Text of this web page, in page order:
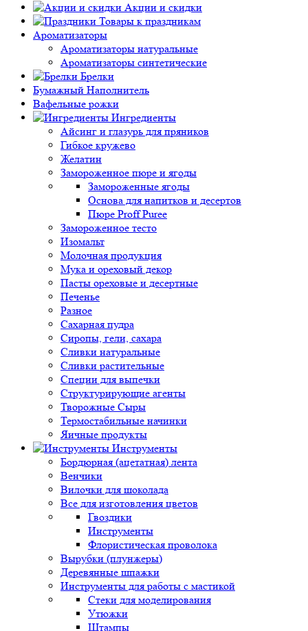
Акции и скидки
Товары к праздникам
Ароматизаторы
Ароматизаторы натуральные
Ароматизаторы синтетические
Брелки
Бумажный Наполнитель
Вафельные рожки
Ингредиенты
Айсинг и глазурь для пряников
Гибкое кружево
Желатин
Замороженное пюре и ягоды
Замороженные ягоды
Основа для напитков и десертов
Пюре Proff Puree
Замороженное тесто
Изомальт
Молочная продукция
Мука и ореховый декор
Пасты ореховые и десертные
Печенье
Разное
Сахарная пудра
Сиропы, гели, сахара
Сливки натуральные
Сливки растительные
Специи для выпечки
Структурирующие агенты
Творожные Сыры
Термостабильные начинки
Яичные продукты
Инструменты
Бордюрная (ацетатная) лента
Венчики
Вилочки для шоколада
Все для изготовления цветов
Гвоздики
Инструменты
Флористическая проволока
Вырубки (плунжеры)
Деревянные шпажки
Инструменты для работы с мастикой
Стеки для моделирования
Утюжки
Штампы